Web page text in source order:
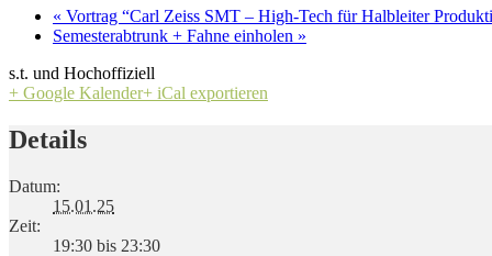
« Vortrag “Carl Zeiss SMT – High-Tech für Halbleiter
Semesterabtrunk + Fahne einholen »
s.t. und Hochoffiziell
+ Google Kalender+ iCal exportieren
Details
Datum:
15.01.25
Zeit:
19:30 bis 23:30